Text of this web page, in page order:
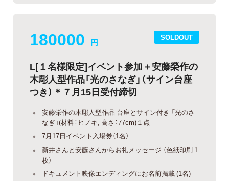
SOLDOUT
180000 円
L[１名様限定]イベント参加＋安藤榮作の
木彫人型作品「光のさなぎ」（サイン台座
つき）＊７月15日受付締切
安藤栄作の木彫人型作品 台座とサイン付き 「光のさ
なぎ」(材料：ヒノキ, 高さ：77cm)１点
7月17日イベント入場券（1名）
新井さんと安藤さんからお礼メッセージ （色紙印刷 1
枚）
ドキュメント映像エンディングにお名前掲載 (1名)